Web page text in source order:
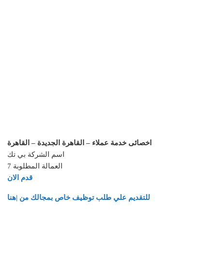
اخصائى خدمة عملاء – القاهرة الجديدة – القاهرة
اسم الشركة بي تك
العمالة المطلوبة 7
قدم الان
للتقديم علي طلب توظيف خاص بمجالك من |هنا